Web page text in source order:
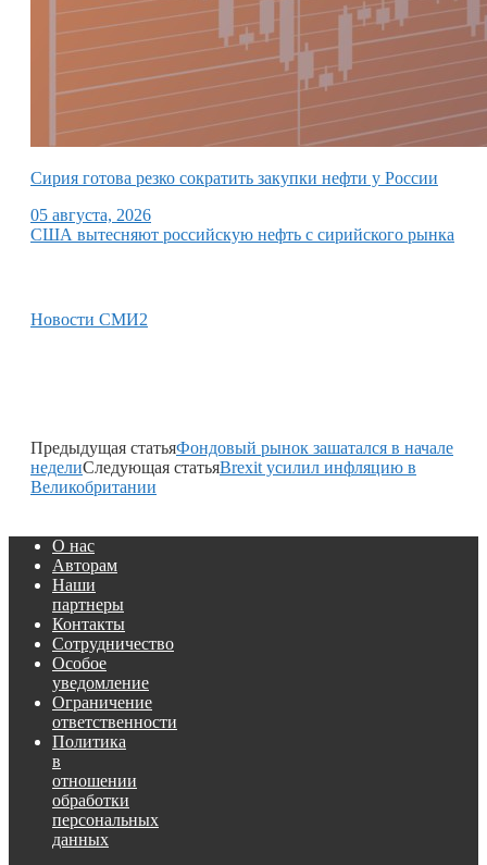
Сирия готова резко сократить закупки нефти у России
05 августа, 2026
США вытесняют российскую нефть с сирийского рынка
Новости СМИ2
Предыдущая статьяФондовый рынок зашатался в начале
неделиСледующая статьяBrexit усилил инфляцию в
Великобритании
О нас
Авторам
Наши
партнеры
Контакты
Сотрудничество
Особое
уведомление
Ограничение
ответственности
Политика
в
отношении
обработки
персональных
данных